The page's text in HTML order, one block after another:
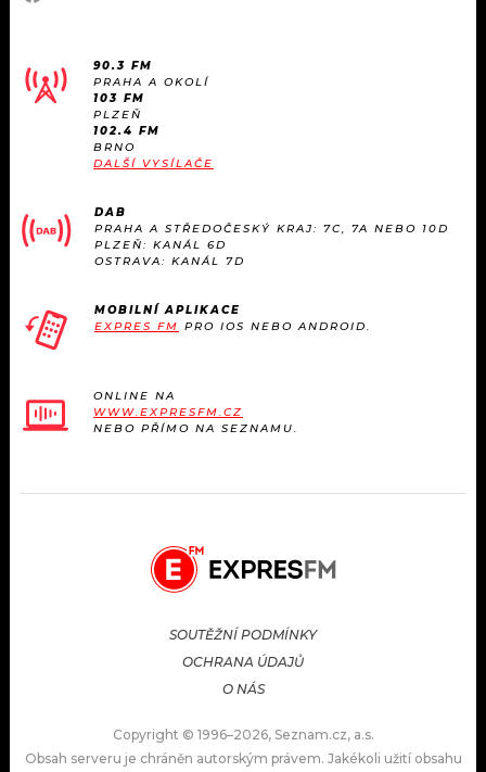
90.3 FM
PRAHA A OKOLÍ
103 FM
PLZEŇ
102.4 FM
BRNO
DALŠÍ VYSÍLAČE
DAB
PRAHA A STŘEDOČESKÝ KRAJ: 7C, 7A NEBO 10D
PLZEŇ: KANÁL 6D
OSTRAVA: KANÁL 7D
MOBILNÍ APLIKACE
EXPRES FM PRO IOS NEBO ANDROID.
ONLINE NA
WWW.EXPRESFM.CZ
NEBO PŘÍMO NA SEZNAMU.
SOUTĚŽNÍ PODMÍNKY
OCHRANA ÚDAJŮ
O NÁS
Copyright © 1996–2026, Seznam.cz, a.s.
Obsah serveru je chráněn autorským právem. Jakékoli užití obsahu